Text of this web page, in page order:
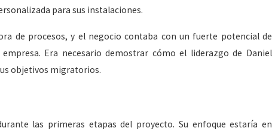
para sus instalaciones.
de procesos, y el negocio contaba con un fuerte potencial de
Era necesario demostrar cómo el liderazgo de Daniel
objetivos migratorios.
las primeras etapas del proyecto. Su enfoque estaría en